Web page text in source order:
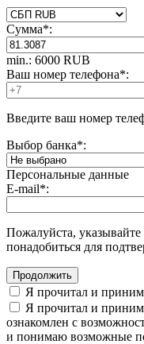
Сумма*:
min.: 6000 RUB
Ваш номер телефона*:
Введите ваш номер
Выбор банка*:
Персональные данные
E-mail*:
Пожалуйста,
понадобиться для
Я прочитал и
Я прочитал и
ознакомлен с
и понимаю возможные